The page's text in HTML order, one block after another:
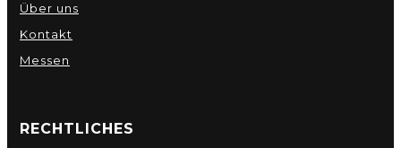
Über uns
Kontakt
Messen
RECHTLICHES